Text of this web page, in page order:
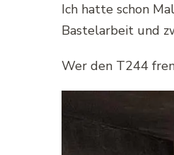
Ich hatte schon
Bastelarbeit und
Wer den T244